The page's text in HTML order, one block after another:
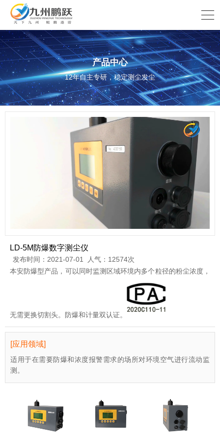
产品中心
12年自主专研，稳定测尘发尘
LD-5M防爆数字测尘仪
发布时间：2021-07-01 人气：12574次
本安防爆型产品，可以同时监测区域环境内多个粒径的粉尘浓度，
无需更换切割头。防爆和计量双认证。
[应用领域]
适用于在需要防爆和浓度报警需求的场所对环境空气进行流动监
测。